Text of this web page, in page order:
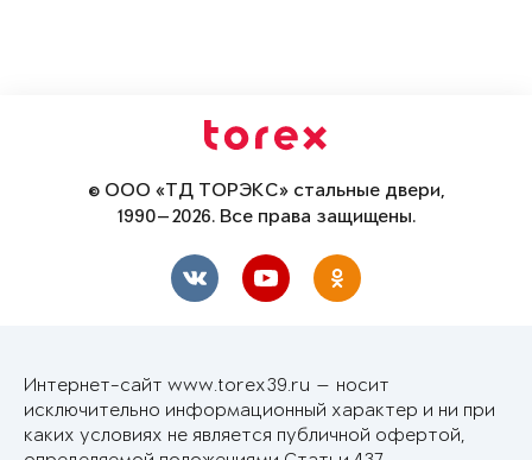
© ООО «ТД ТОРЭКС» стальные двери,
1990—2026. Все права защищены.
Интернет-сайт www.torex39.ru — носит
исключительно информационный характер и ни при
каких условиях не является публичной офертой,